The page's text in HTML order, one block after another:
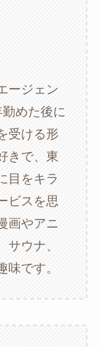
ージェン
めた後に
受ける形
きで、東
目をキラ
ビスを思
画やアニ
サウナ、
味です。